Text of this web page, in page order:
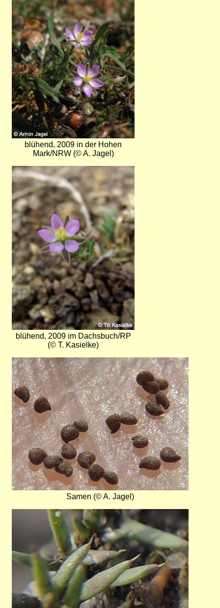
blühend, 2009 in der Hohen
Mark/NRW (© A. Jagel)
Bild
blühend, 2009 im Dachsbuch/RP
(© T. Kasielke)
Bild
Samen (© A. Jagel)